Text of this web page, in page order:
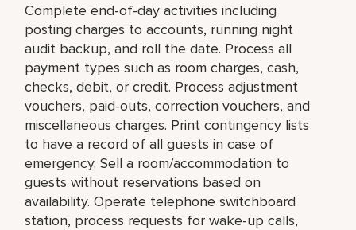
Complete end-of-day activities including
posting charges to accounts, running night
audit backup, and roll the date. Process all
payment types such as room charges, cash,
checks, debit, or credit. Process adjustment
vouchers, paid-outs, correction vouchers, and
miscellaneous charges. Print contingency lists
to have a record of all guests in case of
emergency. Sell a room/accommodation to
guests without reservations based on
availability. Operate telephone switchboard
station, process requests for wake-up calls,